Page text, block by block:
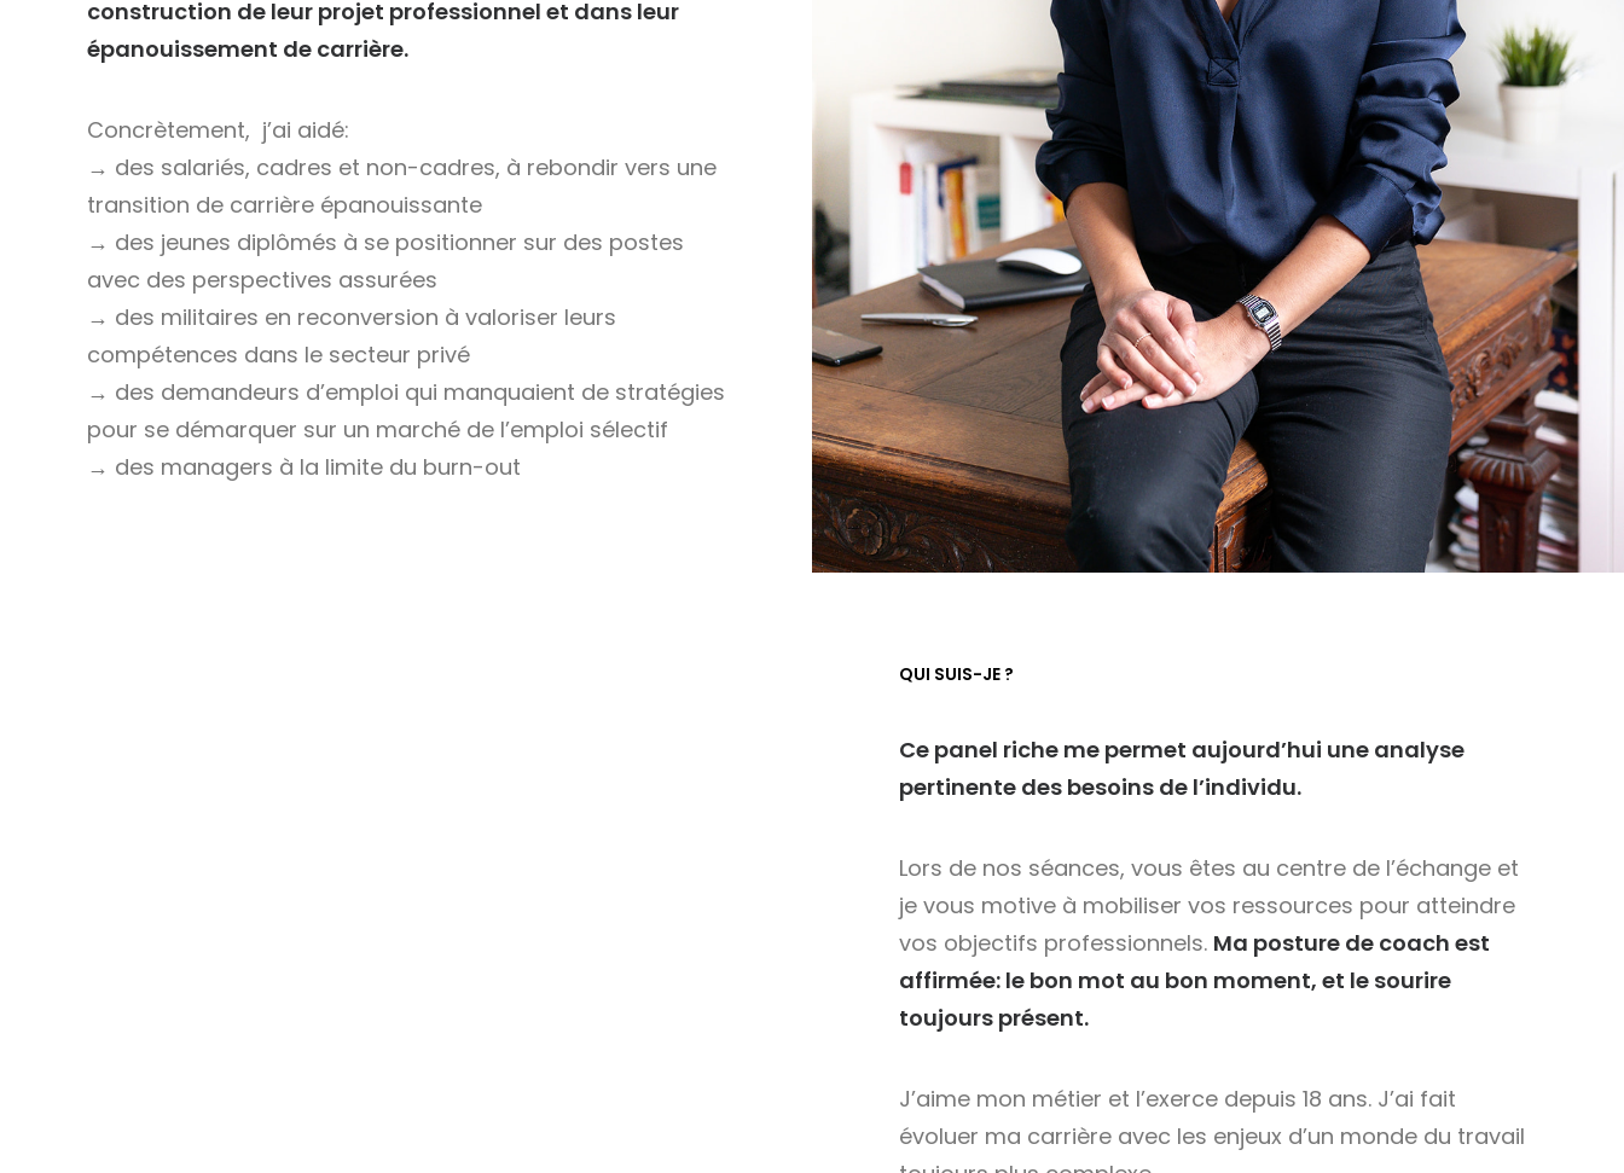
construction de leur projet professionnel et dans leur
épanouissement de carrière.
Concrètement, j’ai aidé:
→ des salariés, cadres et non-cadres, à rebondir vers une
transition de carrière épanouissante
→ des jeunes diplômés à se positionner sur des postes
avec des perspectives assurées
→ des militaires en reconversion à valoriser leurs
compétences dans le secteur privé
→ des demandeurs d’emploi qui manquaient de stratégies
pour se démarquer sur un marché de l’emploi sélectif
→ des managers à la limite du burn-out
QUI SUIS-JE ?
Ce panel riche me permet aujourd’hui une analyse
pertinente des besoins de l’individu.
Lors de nos séances, vous êtes au centre de l’échange et
je vous motive à mobiliser vos ressources pour atteindre
vos objectifs professionnels. Ma posture de coach est
affirmée: le bon mot au bon moment, et le sourire
toujours présent.
J’aime mon métier et l’exerce depuis 18 ans. J’ai fait
évoluer ma carrière avec les enjeux d’un monde du travail